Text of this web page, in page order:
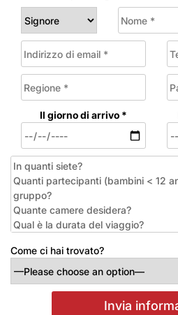
Il giorno di arrivo *
Come ci hai trovato?